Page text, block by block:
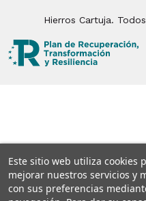
Este sitio web utiliza cookies
mejorar nuestros servicios y
con sus preferencias
Hierros Cartuja.